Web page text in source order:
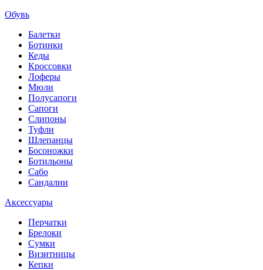
Обувь
Балетки
Ботинки
Кеды
Кроссовки
Лоферы
Мюли
Полусапоги
Сапоги
Слипоны
Туфли
Шлепанцы
Босоножки
Ботильоны
Сабо
Сандалии
Аксессуары
Перчатки
Брелоки
Сумки
Визитницы
Кепки